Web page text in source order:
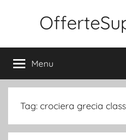
Menu
Tag: crociera grecia